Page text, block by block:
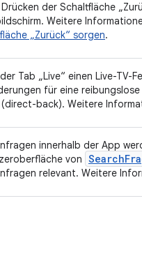
der Schaltfläche
Weitere
„Zurück“ sorgen.
Tab „Live“ einen Live-
für eine
(direct-back). Weitere
innerhalb der App
von
relevant. Weitere